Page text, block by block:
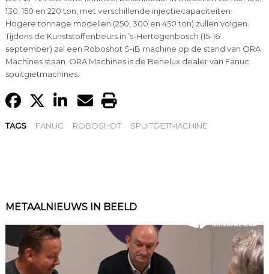
130, 150 en 220 ton, met verschillende injectiecapaciteiten.
Hogere tonnage modellen (250, 300 en 450 ton) zullen volgen.
Tijdens de Kunststoffenbeurs in ’s-Hertogenbosch (15-16
september) zal een Roboshot S-iB machine op de stand van ORA
Machines staan. ORA Machines is de Benelux dealer van Fanuc
spuitgietmachines.
TAGS FANUC ROBOSHOT SPUITGIETMACHINE
METAALNIEUWS IN BEELD